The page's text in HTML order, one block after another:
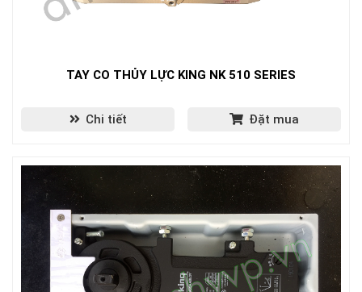
TAY CO THỦY LỰC KING NK 510 SERIES
Chi tiết Đặt mua